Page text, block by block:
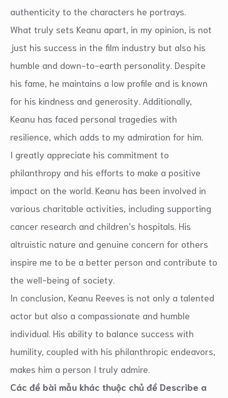
authenticity to the characters he portrays.
What truly sets Keanu apart, in my opinion, is not
just his success in the film industry but also his
humble and down-to-earth personality. Despite
his fame, he maintains a low profile and is known
for his kindness and generosity. Additionally,
Keanu has faced personal tragedies with
resilience, which adds to my admiration for him.
I greatly appreciate his commitment to
philanthropy and his efforts to make a positive
impact on the world. Keanu has been involved in
various charitable activities, including supporting
cancer research and children’s hospitals. His
altruistic nature and genuine concern for others
inspire me to be a better person and contribute to
the well-being of society.
In conclusion, Keanu Reeves is not only a talented
actor but also a compassionate and humble
individual. His ability to balance success with
humility, coupled with his philanthropic endeavors,
makes him a person I truly admire.
Các đề bài mẫu khác thuộc chủ đề Describe a